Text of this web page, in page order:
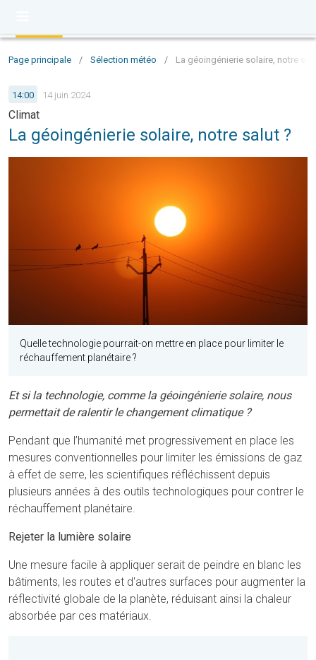
Page principale / Sélection météo / La géoingénierie solaire, notre
14:00 14 juin 2024
Climat
La géoingénierie solaire, notre salut ?
Quelle technologie pourrait-on mettre en place pour limiter le
réchauffement planétaire ?
Et si la technologie, comme la géoingénierie solaire, nous
permettait de ralentir le changement climatique ?
Pendant que l’humanité met progressivement en place les
mesures conventionnelles pour limiter les émissions de gaz
à effet de serre, les scientifiques réfléchissent depuis
plusieurs années à des outils technologiques pour contrer le
réchauffement planétaire.
Rejeter la lumière solaire
Une mesure facile à appliquer serait de peindre en blanc les
bâtiments, les routes et d'autres surfaces pour augmenter la
réflectivité globale de la planète, réduisant ainsi la chaleur
absorbée par ces matériaux.